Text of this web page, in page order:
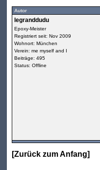
Autor
legranddudu
Epoxy-Meister
Registriert seit: Nov 2009
Wohnort: München
Verein: me myself and I
Beiträge: 495
Status: Offline
[Zurück zum Anfang]